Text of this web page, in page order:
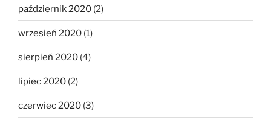
październik 2020 (2)
wrzesień 2020 (1)
sierpień 2020 (4)
lipiec 2020 (2)
czerwiec 2020 (3)